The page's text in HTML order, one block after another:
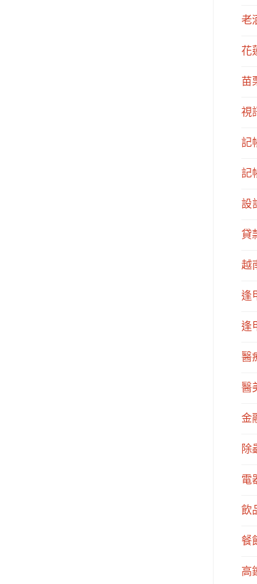
老
花
苗
視
記
記
設
貸
越
逢
逢
醫
醫
金
除
電
飲
餐
高